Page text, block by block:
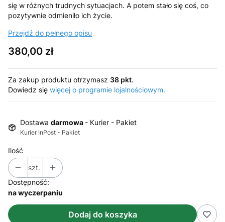
się w różnych trudnych sytuacjach. A potem stało się coś, co
pozytywnie odmieniło ich życie.
Przejdź do pełnego opisu
Cena
380,00 zł
Za zakup produktu otrzymasz 38 pkt.
Dowiedz się więcej o programie lojalnościowym.
Dostawa darmowa - Kurier - Pakiet
Kurier InPost - Pakiet
Ilość
szt.
Dostępność:
na wyczerpaniu
Dodaj do koszyka